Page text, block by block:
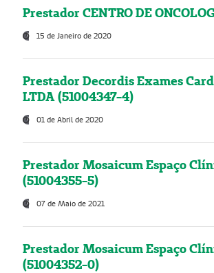
Prestador CENTRO DE
15 de Janeiro de 2020
Prestador Decordis Exames
LTDA (51004347-4)
01 de Abril de 2020
Prestador Mosaicum Espaço
(51004355-5)
07 de Maio de 2021
Prestador Mosaicum Espaço
(51004352-0)